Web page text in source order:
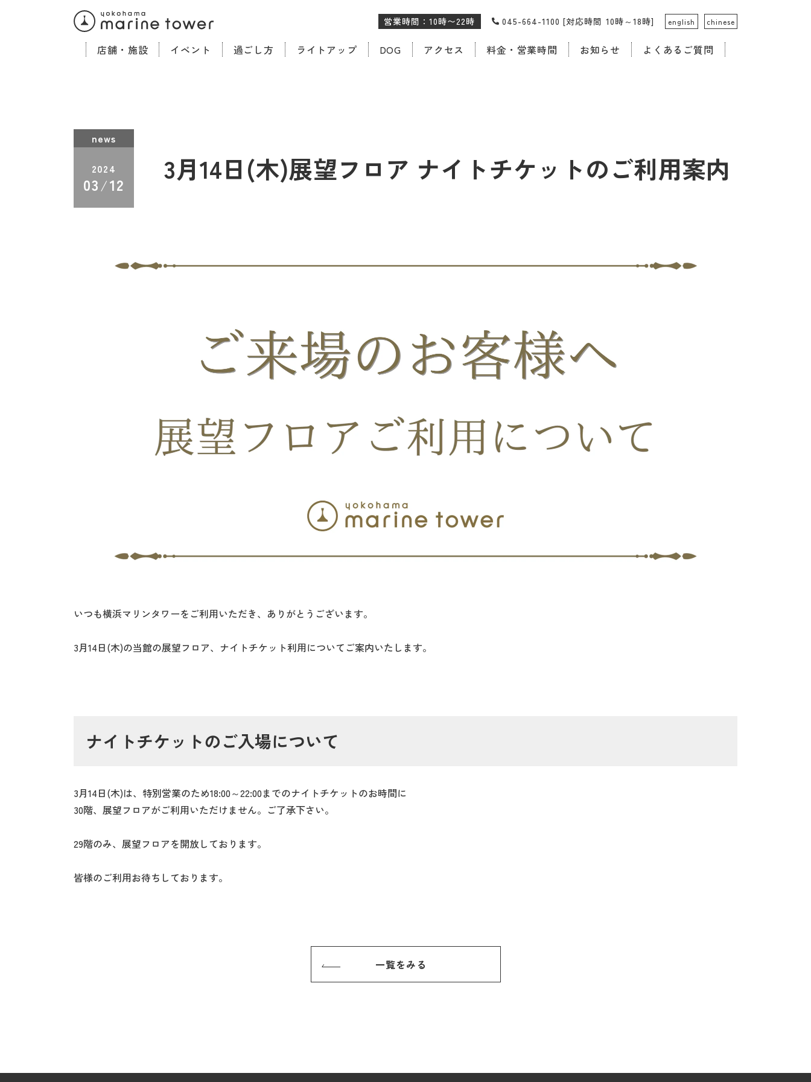
営業時間：10時〜22時 045-664-1100 [対応時間 10時～18時] english chinese
店舗・施設 イベント 過ごし方 ライトアップ DOG アクセス 料金・営業時間 お知らせ よくあるご質問
news
2024
03 12 3月14日(木)展望フロア ナイトチケットのご利用案内
いつも横浜マリンタワーをご利用いただき、ありがとうございます。
3月14日(木)の当館の展望フロア、ナイトチケット利用についてご案内いたします。
ナイトチケットのご入場について
3月14日(木)は、特別営業のため18:00～22:00までのナイトチケットのお時間に
30階、展望フロアがご利用いただけません。ご了承下さい。
29階のみ、展望フロアを開放しております。
皆様のご利用お待ちしております。
一覧をみる